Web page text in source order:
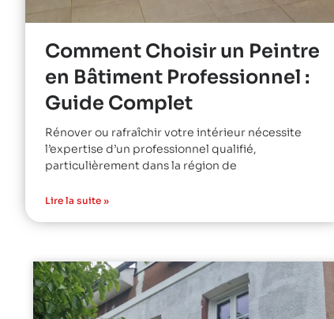
Comment Choisir un Peintre
en Bâtiment Professionnel :
Guide Complet
Rénover ou rafraîchir votre intérieur nécessite
l’expertise d’un professionnel qualifié,
particulièrement dans la région de
Lire la suite »